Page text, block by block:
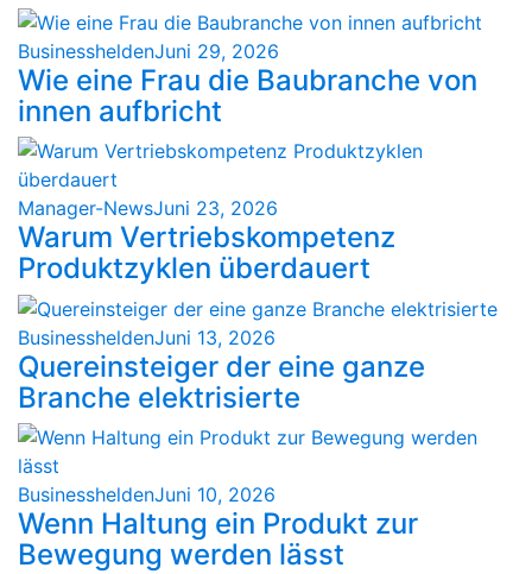
BusinessheldenJuni 29, 2026
Wie eine Frau die Baubranche von
innen aufbricht
Manager-NewsJuni 23, 2026
Warum Vertriebskompetenz
Produktzyklen überdauert
BusinessheldenJuni 13, 2026
Quereinsteiger der eine ganze
Branche elektrisierte
BusinessheldenJuni 10, 2026
Wenn Haltung ein Produkt zur
Bewegung werden lässt